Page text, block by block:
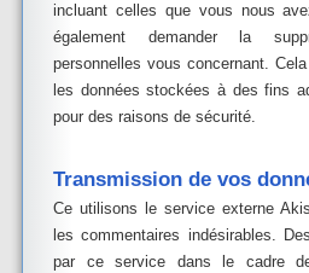
incluant celles que vous nous
également demander la
personnelles vous concernant.
les données stockées à des fins
pour des raisons de sécurité.
Transmission de vos
Ce utilisons le service externe
les commentaires indésirables.
par ce service dans le cadre